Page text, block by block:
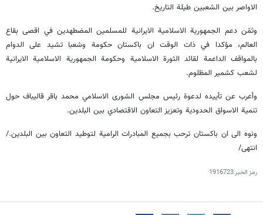
الاواصر بين الشعبين طيلة التاريخ.
وثمّن دعم الجمهورية الاسلامية الايرانية للمسلمين المضطهدين في اقصى بقاع
العالم، مؤكدا في ذات الوقت ان باكستان حكومة وشعبا تشيد على الدوام
بالمواقف الداعمة لقائد الثورة الاسلامية وحكومة الجمهورية الاسلامية الايرانية
لشعب كشمير المظلوم.
وأعرب عن تأييده لدعوة رئيس مجلس الشورى الاسلامي محمد باقر قاليباف حول
تنمية الاسواق الحدودية وتعزيز التعاون الاقتصادي بين البلدين.
ونوه الى ان باكستان ترحب بجميع المبادرات الرامية لتوطيد التعاون بين البلدين./
انتهى/
رمز الخبر1916723